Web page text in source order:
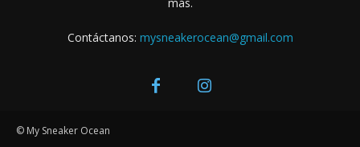
Contáctanos: mysneakerocean@gmail.com
© My Sneaker Ocean